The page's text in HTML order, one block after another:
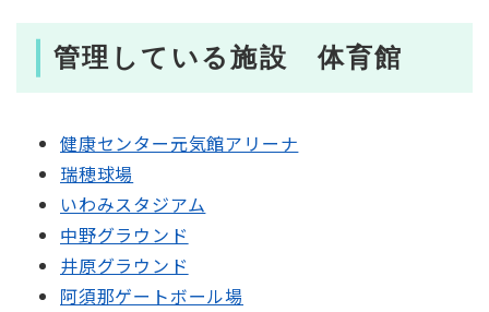
管理している施設 体育館
健康センター元気館アリーナ
瑞穂球場
いわみスタジアム
中野グラウンド
井原グラウンド
阿須那ゲートボール場